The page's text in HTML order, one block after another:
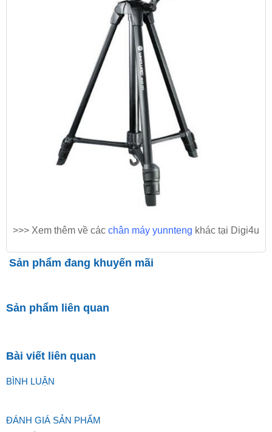
>>> Xem thêm về các chân máy yunnteng khác tại Digi4u
Sản phẩm đang khuyến mãi
Sản phẩm liên quan
Bài viết liên quan
BÌNH LUẬN
ĐÁNH GIÁ SẢN PHẨM